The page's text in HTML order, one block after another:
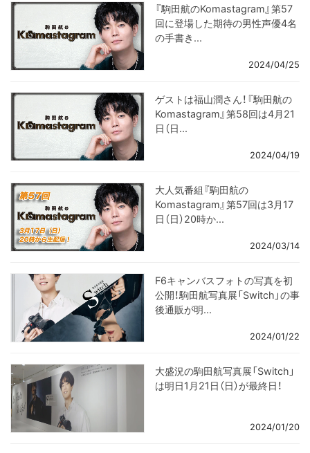
『駒田航のKomastagram』第57
回に登場した期待の男性声優4名
の手書き...
2024/04/25
ゲストは福山潤さん！『駒田航の
Komastagram』第58回は4月21
日（日...
2024/04/19
大人気番組『駒田航の
Komastagram』第57回は3月17
日（日）20時か...
2024/03/14
F6キャンバスフォトの写真を初
公開！駒田航写真展「Switch」の事
後通販が明...
2024/01/22
大盛況の駒田航写真展「Switch」
は明日1月21日（日）が最終日！
2024/01/20